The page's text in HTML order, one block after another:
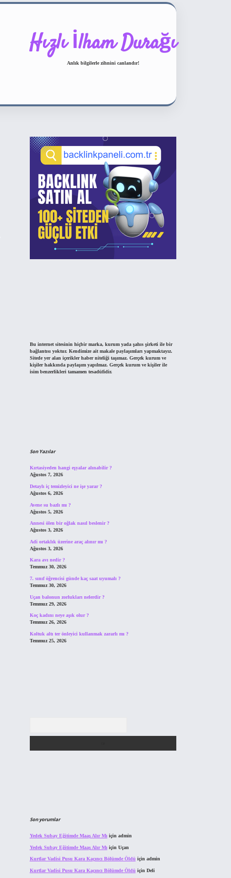
Hızlı İlham Durağı
Anlık bilgilerle zihnini canlandır!
Bu internet sitesinin hiçbir marka, kurum yada şahıs şirketi ile bir
bağlantısı yoktur. Kendimize ait makale paylaşımları yapmaktayız.
Sitede yer alan içerikler haber niteliği taşımaz. Gerçek kurum ve
kişiler hakkında paylaşım yapılmaz. Gerçek kurum ve kişiler ile
isim benzerlikleri tamamen tesadüfidir.
Son Yazılar
Kırtasiyeden hangi eşyalar alınabilir ?
Ağustos 7, 2026
Detaylı iç temizleyici ne işe yarar ?
Ağustos 6, 2026
Avene su bazlı mı ?
Ağustos 5, 2026
Annesi ölen bir oğlak nasıl beslenir ?
Ağustos 3, 2026
Adi ortaklık üzerine araç alınır mı ?
Ağustos 3, 2026
Kara avı nedir ?
Temmuz 30, 2026
7. sınıf öğrencisi günde kaç saat uyumalı ?
Temmuz 30, 2026
Uçan balonun zorlukları nelerdir ?
Temmuz 29, 2026
Koç kadını neye aşık olur ?
Temmuz 26, 2026
Koltuk altı ter önleyici kullanmak zararlı mı ?
Temmuz 25, 2026
Son yorumlar
Yedek Subay Eğitimde Maaş Alır Mı için admin
Yedek Subay Eğitimde Maaş Alır Mı için Uçan
Kurtlar Vadisi Pusu Kara Kaçıncı Bölümde Öldü için admin
Kurtlar Vadisi Pusu Kara Kaçıncı Bölümde Öldü için Deli